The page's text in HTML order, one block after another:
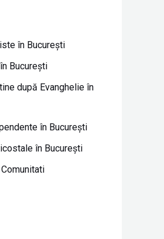
în Bucureşti
Bucureşti
după Evanghelie în
în Bucureşti
în Bucureşti